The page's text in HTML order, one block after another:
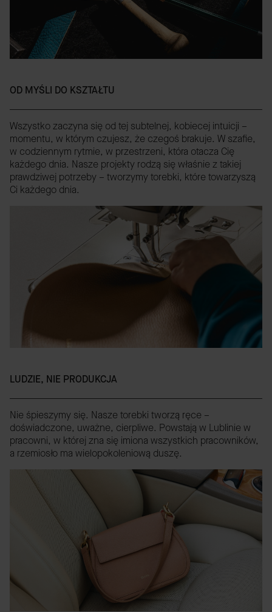
OD MYŚLI DO KSZTAŁTU
Wszystko zaczyna się od tej subtelnej, kobiecej intuicji –
momentu, w którym czujesz, że czegoś brakuje. W szafie,
w codziennym rytmie, w przestrzeni, która otacza Cię
każdego dnia. Nasze projekty rodzą się właśnie z takiej
prawdziwej potrzeby – tworzymy torebki, które towarzyszą
Ci każdego dnia.
LUDZIE, NIE PRODUKCJA
Nie śpieszymy się. Nasze torebki tworzą ręce –
doświadczone, uważne, cierpliwe. Powstają w Lublinie w
pracowni, w której zna się imiona wszystkich pracowników,
a rzemiosło ma wielopokoleniową duszę.